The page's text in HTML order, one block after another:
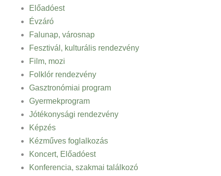
Előadóest
Évzáró
Falunap, városnap
Fesztivál, kulturális rendezvény
Film, mozi
Folklór rendezvény
Gasztronómiai program
Gyermekprogram
Jótékonysági rendezvény
Képzés
Kézműves foglalkozás
Koncert, Előadóest
Konferencia, szakmai találkozó